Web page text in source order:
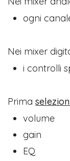
ogni
Nei mixer
i controlli
Prima
volume
gain
EQ